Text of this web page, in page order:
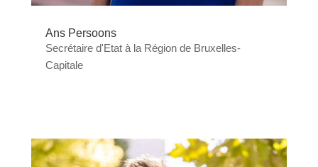
Ans Persoons
Secrétaire d'Etat à la Région de Bruxelles-
Capitale